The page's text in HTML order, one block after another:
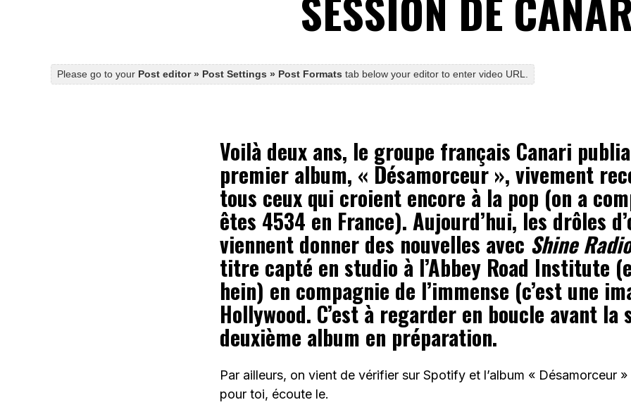
Please go to your Post editor » Post Settings » Post Formats tab below your editor to enter video URL.
Voilà deux ans, le groupe français Canari
premier album, « Désamorceur », vivement
tous ceux qui croient encore à la pop (on a
êtes 4534 en France). Aujourd’hui, les drôles
viennent donner des nouvelles avec Shine
titre capté en studio à l’Abbey Road Institute
hein) en compagnie de l’immense (c’est une
Hollywood. C’est à regarder en boucle avant la
deuxième album en préparation.
Par ailleurs, on vient de vérifier sur Spotify et l’album « Désamorceur
pour toi, écoute le.